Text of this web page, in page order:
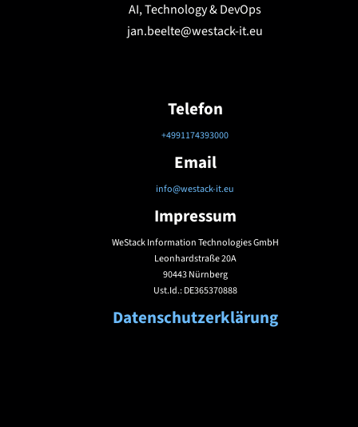
AI, Technology & DevOps
jan.beelte@westack-it.eu
Telefon
+4991174393000
Email
info@westack-it.eu
Impressum
WeStack Information Technologies GmbH
Leonhardstraße 20A
90443 Nürnberg
Ust.Id.: DE365370888
Datenschutzerklärung